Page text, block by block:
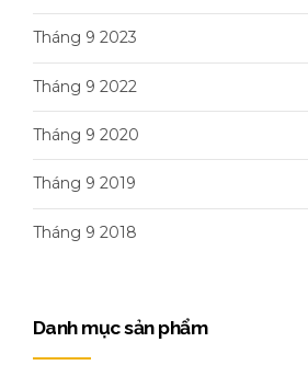
Tháng 9 2023
Tháng 9 2022
Tháng 9 2020
Tháng 9 2019
Tháng 9 2018
Danh mục sản phẩm